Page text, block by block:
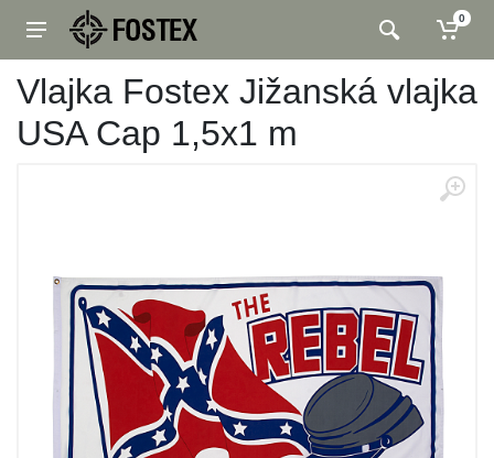
0
Vlajka Fostex Jižanská vlajka
USA Cap 1,5x1 m